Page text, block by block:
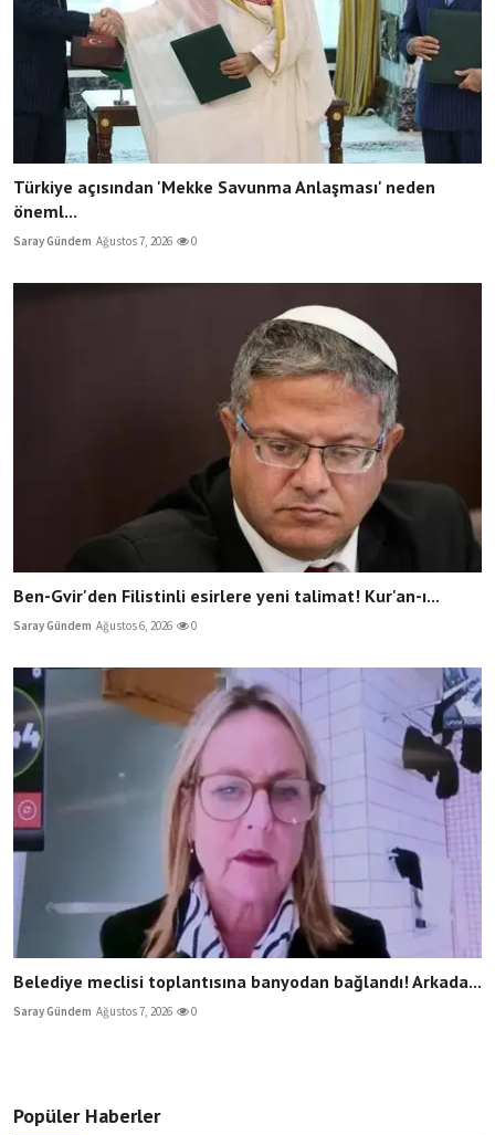
Türkiye açısından 'Mekke Savunma Anlaşması' neden
öneml...
Saray Gündem Ağustos 7, 2026 0
Ben-Gvir'den Filistinli esirlere yeni talimat! Kur'an-ı...
Saray Gündem Ağustos 6, 2026 0
Belediye meclisi toplantısına banyodan bağlandı! Arkada...
Saray Gündem Ağustos 7, 2026 0
Popüler Haberler